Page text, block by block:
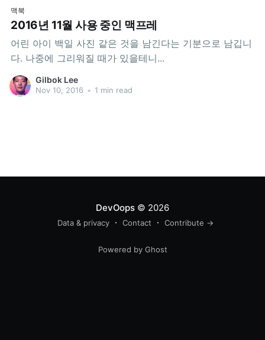
맥북
2016년 11월 사용 중인 맥프레
어린 아이 백일 사진 같은 것을 남긴다는 기분으로 남깁니
다. 나중에 그리워질 때가 있을테니...
Gilbok Lee
Nov 10, 2016 • 1 min read
DevOops© 2026
Data & privacy Contact Contribute →
Powered by Ghost